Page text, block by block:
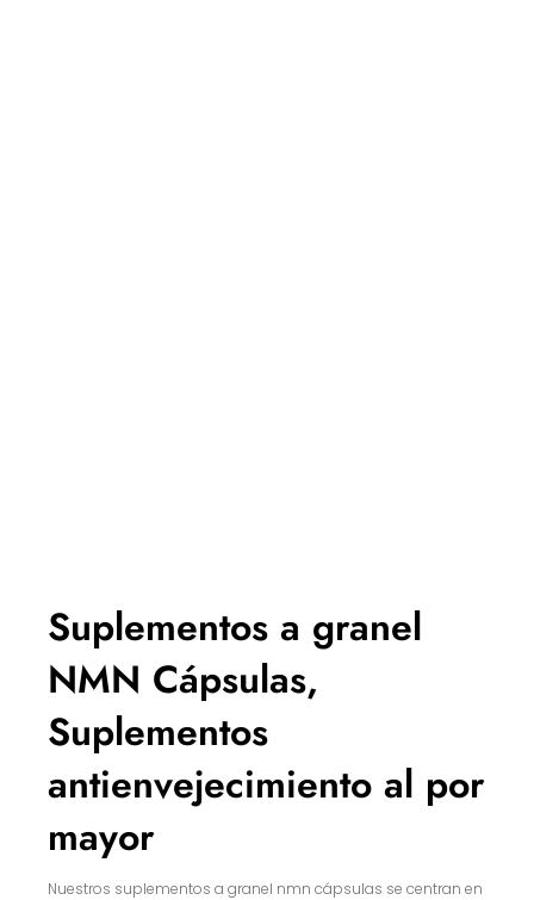
Suplementos a granel
NMN Cápsulas,
Suplementos
antienvejecimiento al por
mayor
Nuestros suplementos a granel nmn cápsulas se centran en